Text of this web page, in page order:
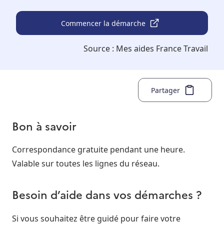
Commencer la démarche
Source : Mes aides France Travail
Partager
Bon à savoir
Correspondance gratuite pendant une heure.
Valable sur toutes les lignes du réseau.
Besoin d’aide dans vos démarches ?
Si vous souhaitez être guidé pour faire votre